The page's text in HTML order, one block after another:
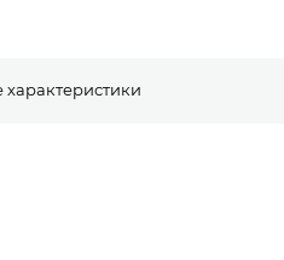
характеристики